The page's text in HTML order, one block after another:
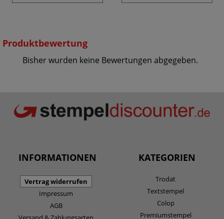
Produktbewertung
Bisher wurden keine Bewertungen abgegeben.
INFORMATIONEN
Vertrag widerrufen
Impressum
AGB
KATEGORIEN
Trodat
Textstempel
Colop
Premiumstempel